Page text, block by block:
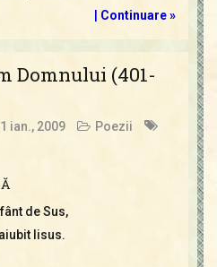
| Continuare »
Domnului (401-
1 ian., 2009 Poezii
de Sus,
Iisus.